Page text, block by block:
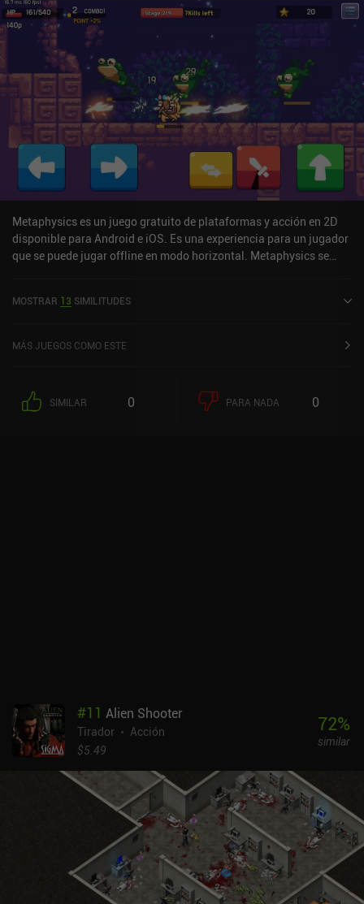
experiencia de combate resulte algo más atractiva, con montones
de armas divertidas con las que experimentar y que cambian
drásticamente en función de los potenciadores que equipemos.Mi
mayor queja es que los niveles son demasiado cortos: justo
cuando empezamos a conseguir los mejores potenciadores, el
nivel se acaba. Por suerte, el modo supervivencia ayuda a
compensarlo. Aparte de eso, muchos textos y elementos de la
interfaz son demasiado pequeños y no se escalan correctamente.
Esto hace que el juego parezca algo menos pulido que sus
competidores.Gun & Dungeons se monetiza a través de un sistema
de energía, anuncios incentivados que facilitan la supervivencia e
iAPs para cajas de botín que proporcionan mejor equipo y
materiales de mejora. En particular, no hay anuncios forzados,
pero aparte de eso, la monetización es comparable a la de otros
Archero-likes.
Metaphysics es un juego gratuito de plataformas y acción en 2D
disponible para Android e iOS. Es una experiencia para un jugador
que se puede jugar offline en modo horizontal. Metaphysics se
MOSTRAR 13 SIMILITUDES
MÁS JUEGOS COMO ESTE
SIMILAR 0 PARA NADA 0
#11 Alien Shooter
Tirador
Acción
$5.49
72%
similar